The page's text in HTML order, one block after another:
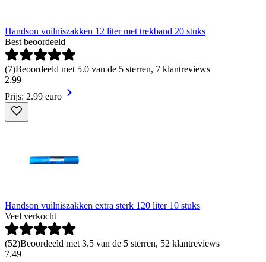
Handson vuilniszakken 12 liter met trekband 20 stuks
Best beoordeeld
(7)Beoordeeld met 5.0 van de 5 sterren, 7 klantreviews
2.99
Prijs: 2.99 euro
Handson vuilniszakken extra sterk 120 liter 10 stuks
Veel verkocht
(52)Beoordeeld met 3.5 van de 5 sterren, 52 klantreviews
7.49